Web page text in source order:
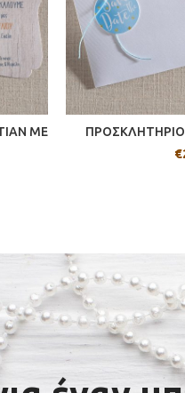
ME
ΠΡΟΣΚΛΗΤΗΡΙΟ
€